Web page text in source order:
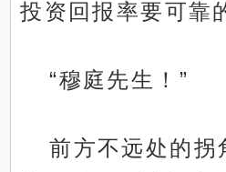
投资回报率要可靠
“穆庭先生！”
前方不远处的拐